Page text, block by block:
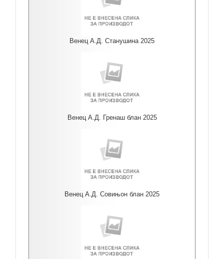
Венец А.Д. Станушина 2025
Венец А.Д. Гренаш блан 2025
Венец А.Д. Совињон блан 2025